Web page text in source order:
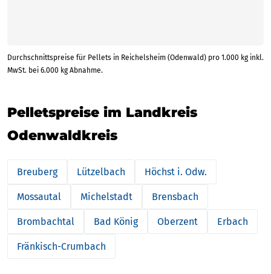
Durchschnittspreise für Pellets in Reichelsheim (Odenwald) pro 1.000 kg inkl.
MwSt. bei 6.000 kg Abnahme.
Pelletspreise im Landkreis
Odenwaldkreis
Breuberg Lützelbach Höchst i. Odw.
Mossautal Michelstadt Brensbach
Brombachtal Bad König Oberzent Erbach
Fränkisch-Crumbach